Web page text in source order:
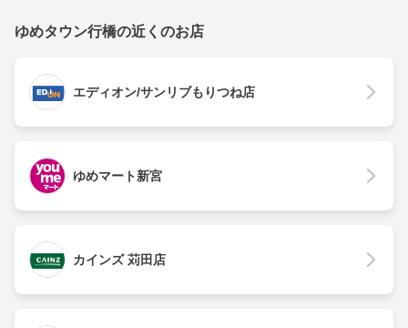
ゆめタウン行橋の近くのお店
エディオン/サンリブもりつね店
ゆめマート新宮
カインズ 苅田店